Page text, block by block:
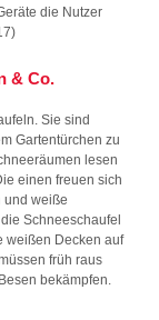
die Nutzer
& Co.
Sie sind
Gartentürchen zu
lesen
einen freuen sich
und weiße
Schneeschaufel
weißen Decken auf
früh raus
bekämpfen.